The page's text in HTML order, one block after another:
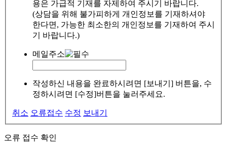
용은 가급적 기재를 자제하여 주시기 바랍니다.
(상담을 위해 불가피하게 개인정보를 기재하셔야
한다면, 가능한 최소한의 개인정보를 기재하여 주시
기 바랍니다.)
메일주소
작성하신 내용을 완료하시려면 [보내기] 버튼을, 수
정하시려면 [수정]버튼을 눌러주세요.
취소 오류접수 수정 보내기
오류 접수 확인